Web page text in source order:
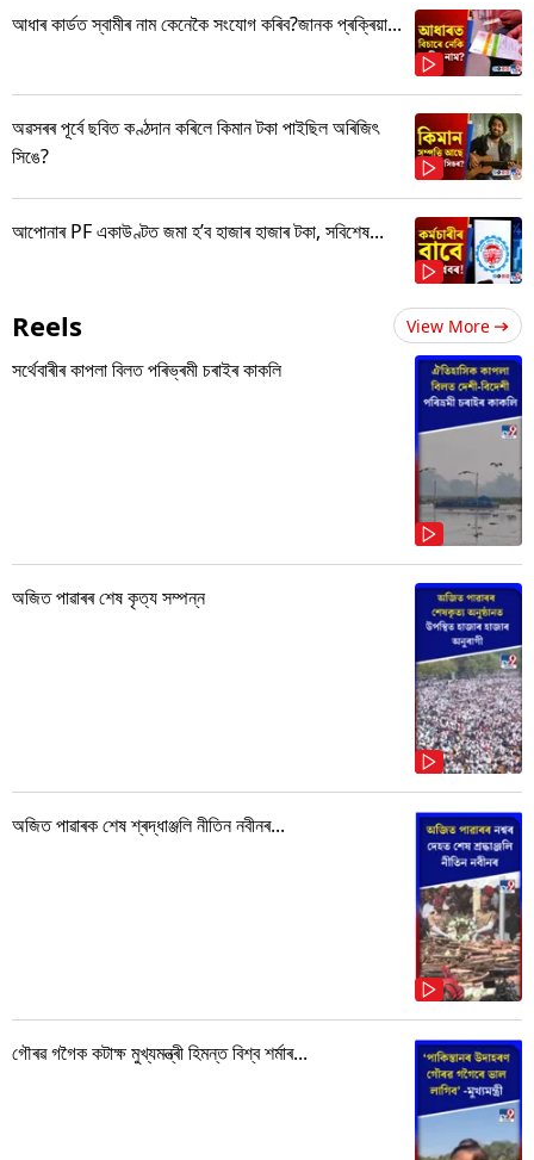
আধাৰ কাৰ্ডত স্বামীৰ নাম কেনেকৈ সংযোগ কৰিব?জানক প্ৰক্ৰিয়া...
অৱসৰৰ পূৰ্বে ছবিত কণ্ঠদান কৰিলে কিমান টকা পাইছিল অৰিজিৎ
সিঙে?
আপোনাৰ PF একাউণ্টত জমা হ’ব হাজাৰ হাজাৰ টকা, সবিশেষ...
Reels View More
সৰ্থেবাৰীৰ কাপলা বিলত পৰিভ্ৰমী চৰাইৰ কাকলি
অজিত পাৱাৰৰ শেষ কৃত্য সম্পন্ন
অজিত পাৱাৰক শেষ শ্ৰদ্ধাঞ্জলি নীতিন নবীনৰ...
গৌৰৱ গগৈক কটাক্ষ মুখ্যমন্ত্ৰী হিমন্ত বিশ্ব শৰ্মাৰ...